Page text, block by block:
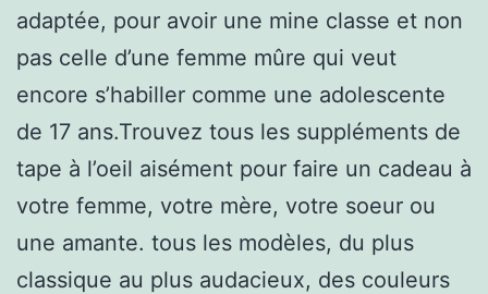
adaptée, pour avoir une mine classe et non
pas celle d’une femme mûre qui veut
encore s’habiller comme une adolescente
de 17 ans.Trouvez tous les suppléments de
tape à l’oeil aisément pour faire un cadeau à
votre femme, votre mère, votre soeur ou
une amante. tous les modèles, du plus
classique au plus audacieux, des couleurs